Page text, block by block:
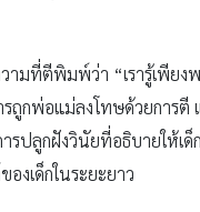
ามที่ตีพิมพ์ว่า “เรารู้เพีย
ถูกพ่อแม่ลงโทษด้วยการ
ปลูกฝังวินัยที่อธิบายให้เ
งเด็กในระยะยาว